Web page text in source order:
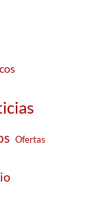
Ofertas